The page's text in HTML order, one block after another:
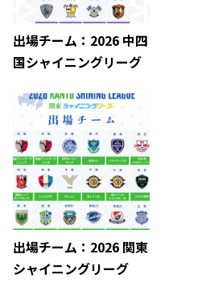
出場チーム：2026 中四
国シャイニングリーグ
出場チーム：2026 関東
シャイニングリーグ